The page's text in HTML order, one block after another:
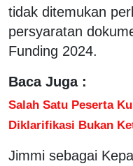
tidak ditemukan
persyaratan
Funding 2024.
Baca Juga :
Salah Satu Peserta
Diklarifikasi Bukan
Jimmi sebagai